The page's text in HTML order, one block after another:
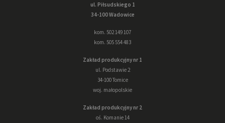
ul. Piłsudskiego 1
34-100 Wadowice
kom. 502 149 107
kom. 505 554 483
Zakład produkcyjny nr 1
ul. Podstawie 2
34-100 Tomice
woj. małopolskie
Zakład produkcyjny nr 2
oś. Komanie 14